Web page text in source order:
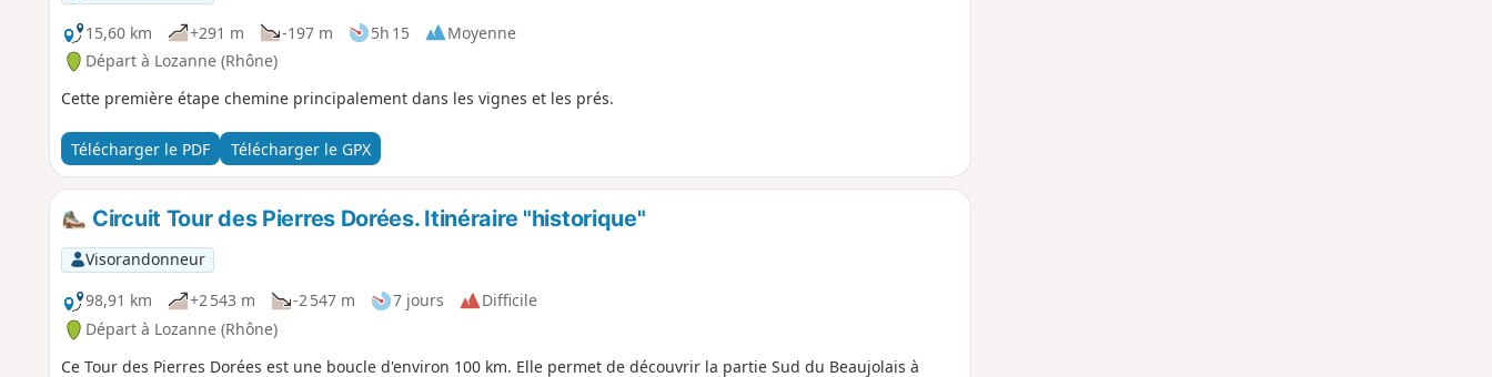
15,60 km
+291 m -197 m 5h 15
Moyenne
Départ à Lozanne (Rhône)
Cette première étape chemine principalement dans les vignes et les prés.
Télécharger le PDF Télécharger le GPX
Circuit Tour des Pierres Dorées. Itinéraire "historique"
Visorandonneur
98,91 km
+2 543 m -2 547 m 7 jours
Difficile
Départ à Lozanne (Rhône)
Ce Tour des Pierres Dorées est une boucle d'environ 100 km. Elle permet de découvrir la partie Sud du Beaujolais à